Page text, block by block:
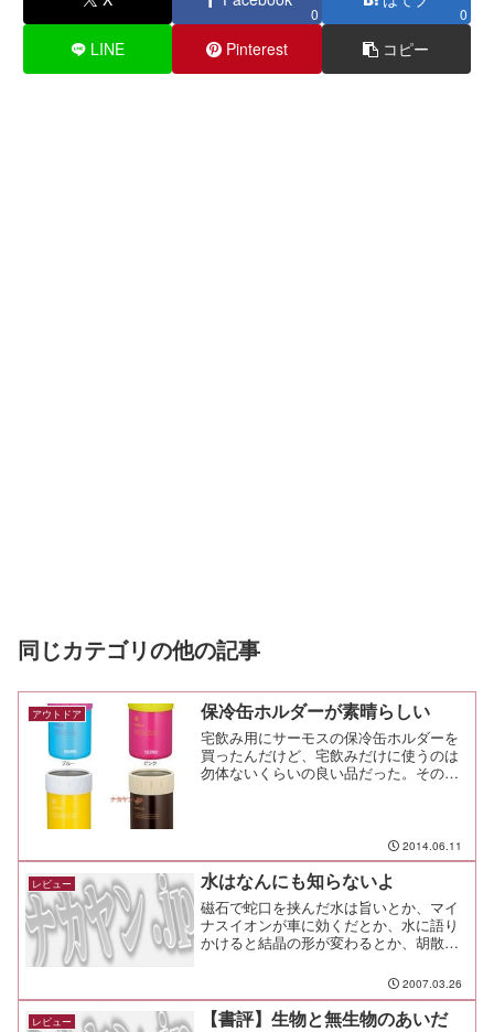
0 0
LINE Pinterest コピー
同じカテゴリの他の記事
アウトドア 保冷缶ホルダーが素晴らしい
宅飲み用にサーモスの保冷缶ホルダーを
買ったんだけど、宅飲みだけに使うのは
勿体ないくらいの良い品だった。その名
2014.06.11
レビュー 水はなんにも知らないよ
磁石で蛇口を挟んだ水は旨いとか、マイ
ナスイオンが車に効くだとか、水に語り
かけると結晶の形が変わるとか、胡散臭
とねーだろ！って思うんだけれど、信じ
てる人は思い込みが捨てきれない。
2007.03.26
レビュー 【書評】生物と無生物のあいだ